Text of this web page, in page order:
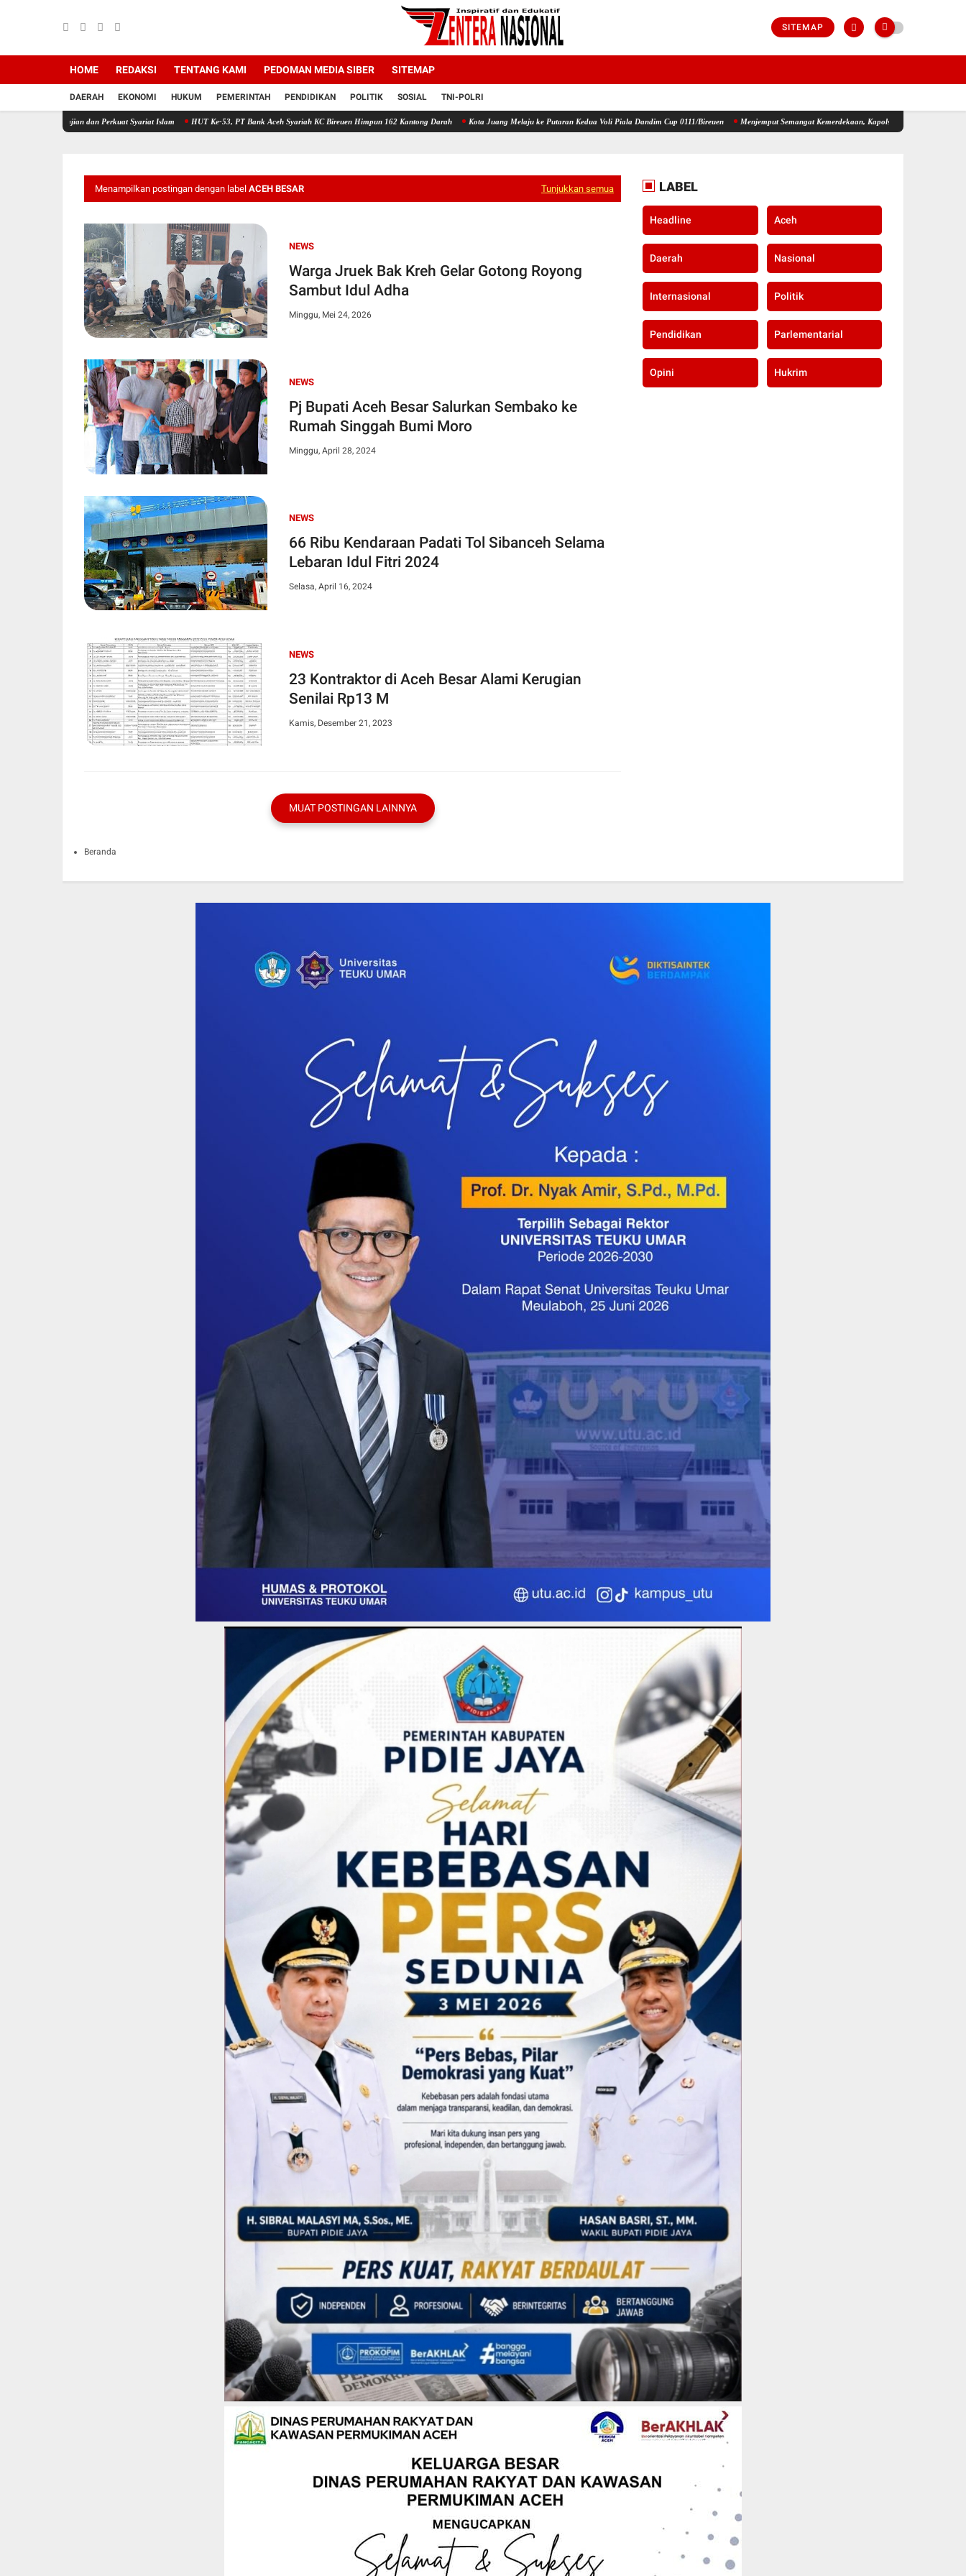
SITEMAP
HOME REDAKSI TENTANG KAMI PEDOMAN MEDIA SIBER SITEMAP
DAERAH EKONOMI HUKUM PEMERINTAH PENDIDIKAN POLITIK SOSIAL TNI-POLRI
dan Perkuat Syariat Islam HUT Ke-53, PT Bank Aceh Syariah KC Bireuen Himpun 162 Kantong Darah Kota Juang Melaju ke Putaran Kedua Voli Piala Dandim Cup 0111/Bireuen Menjemput Semangat Kemerdekaan, Kapolsek Idi Tunong Bagikan Bendera
Menampilkan postingan dengan label ACEH BESAR Tunjukkan semua
NEWS
Warga Jruek Bak Kreh Gelar Gotong Royong
Sambut Idul Adha
Minggu, Mei 24, 2026
NEWS
Pj Bupati Aceh Besar Salurkan Sembako ke
Rumah Singgah Bumi Moro
Minggu, April 28, 2024
NEWS
66 Ribu Kendaraan Padati Tol Sibanceh Selama
Lebaran Idul Fitri 2024
Selasa, April 16, 2024
NEWS
23 Kontraktor di Aceh Besar Alami Kerugian
Senilai Rp13 M
Kamis, Desember 21, 2023
MUAT POSTINGAN LAINNYA
Beranda
LABEL
Headline Aceh
Daerah Nasional
Internasional Politik
Pendidikan Parlementarial
Opini Hukrim